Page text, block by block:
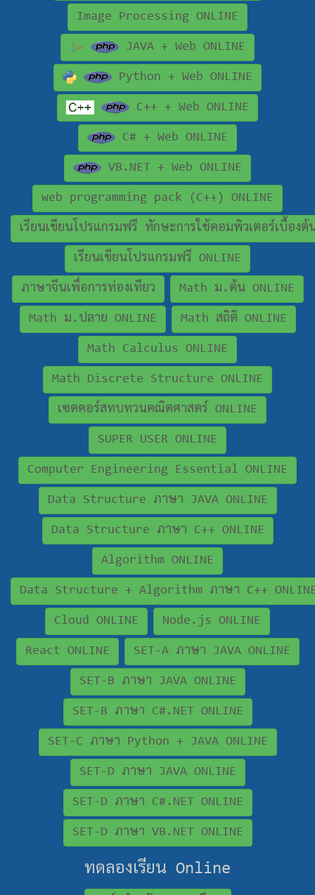
Image Processing ONLINE
JAVA + Web ONLINE
Python + Web ONLINE
C++ + Web ONLINE
C# + Web ONLINE
VB.NET + Web ONLINE
web programming pack (C++) ONLINE
เรียนเขียนโปรแกรมฟรี ทักษะการใช้คอมพิวเตอร์เบื้องต้
เรียนเขียนโปรแกรมฟรี ONLINE
ภาษาจีนเพื่อการท่องเทียว Math ม.ต้น ONLINE
Math ม.ปลาย ONLINE Math สถิติ ONLINE
Math Calculus ONLINE
Math Discrete Structure ONLINE
เซตคอร์สทบทวนคณิตศาสตร์ ONLINE
SUPER USER ONLINE
Computer Engineering Essential ONLINE
Data Structure ภาษา JAVA ONLINE
Data Structure ภาษา C++ ONLINE
Algorithm ONLINE
Data Structure + Algorithm ภาษา C++
Cloud ONLINE Node.js ONLINE
React ONLINE SET-A ภาษา JAVA ONLINE
SET-B ภาษา JAVA ONLINE
SET-B ภาษา C#.NET ONLINE
SET-C ภาษา Python + JAVA ONLINE
SET-D ภาษา JAVA ONLINE
SET-D ภาษา C#.NET ONLINE
SET-D ภาษา VB.NET ONLINE
ทดลองเรียน Online